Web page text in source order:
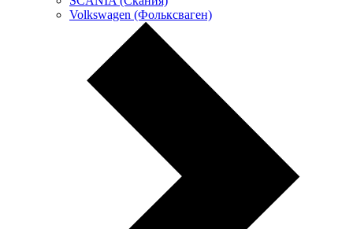
Volkswagen (Фольксваген)